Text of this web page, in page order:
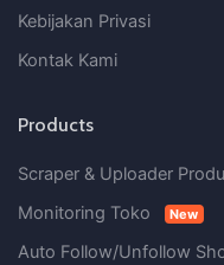
Kebijakan Privasi
Kontak Kami
Products
Scraper & Uploader
Monitoring Toko
New
Auto Follow/Unfollow